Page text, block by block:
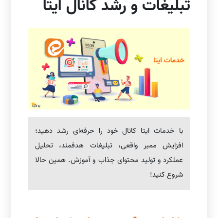
تبلیغات و رشد کانال ایتا
با خدمات ایتا کانال خود را حرفه‌ای رشد دهید؛
افزایش ممبر واقعی، تبلیغات هدفمند، تحلیل
عملکرد و تولید محتوای جذاب و آموزش. همین حالا
شروع کنید!